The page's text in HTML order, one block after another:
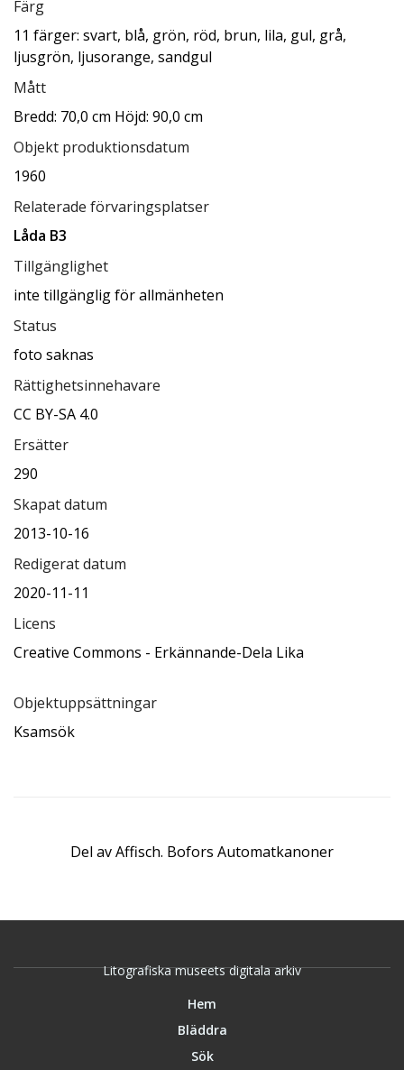
Färg
11 färger: svart, blå, grön, röd, brun, lila, gul, grå,
ljusgrön, ljusorange, sandgul
Mått
Bredd: 70,0 cm Höjd: 90,0 cm
Objekt produktionsdatum
1960
Relaterade förvaringsplatser
Låda B3
Tillgänglighet
inte tillgänglig för allmänheten
Status
foto saknas
Rättighetsinnehavare
CC BY-SA 4.0
Ersätter
290
Skapat datum
2013-10-16
Redigerat datum
2020-11-11
Licens
Creative Commons - Erkännande-Dela Lika
Objektuppsättningar
Ksamsök
Del avAffisch. Bofors Automatkanoner
Litografiska museets digitala arkiv
Hem
Bläddra
Sök